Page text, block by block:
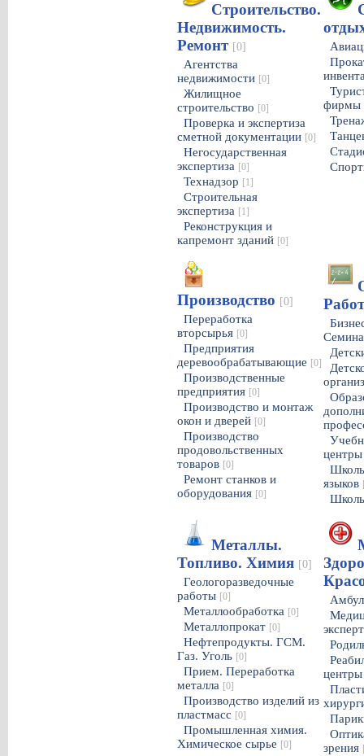
Строительство.
Недвижимость.
Ремонт [0]
Агентства
недвижимости [0]
Жилищное
строительство [0]
Проверка и экспертиза
сметной документации [0]
Негосударственная
экспертиза [0]
Технадзор [1]
Строительная
экспертиза [1]
Реконструкция и
капремонт зданий [0]
фирмы
Производство [0]
Переработка
вторсырья [0]
Предприятия
деревообрабатывающие [0]
Производственные
предприятия [0]
Производство и монтаж
окон и дверей [0]
Производство
продовольственных
товаров [0]
Ремонт станков и
оборудования [0]
языков
Металлы.
Топливо. Химия [0]
Геологоразведочные
работы [0]
Металлообработка [0]
Металлопрокат [0]
Нефтепродукты. ГСМ.
Газ. Уголь [0]
Прием. Переработка
металла [0]
Производство изделий из
пластмасс [0]
Промышленная химия.
Химическое сырье [0]
зрения